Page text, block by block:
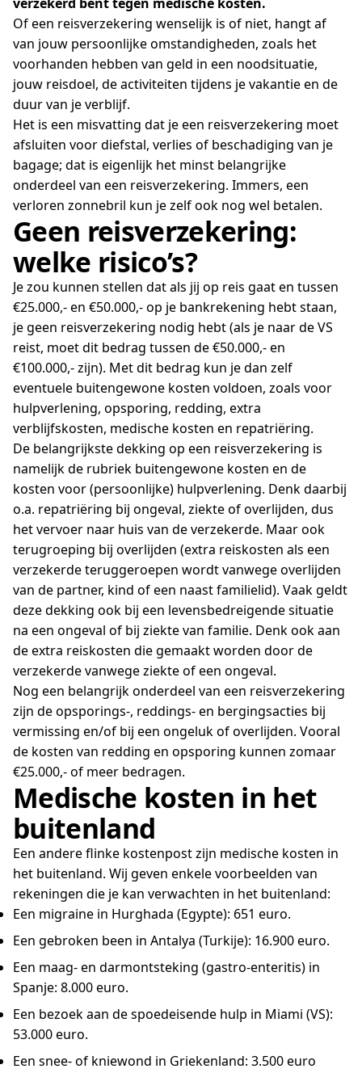
Of een reisverzekering wenselijk is of niet, hangt af
van jouw persoonlijke omstandigheden, zoals het
voorhanden hebben van geld in een noodsituatie,
jouw reisdoel, de activiteiten tijdens je vakantie en de
duur van je verblijf.
Het is een misvatting dat je een reisverzekering moet
afsluiten voor diefstal, verlies of beschadiging van je
bagage; dat is eigenlijk het minst belangrijke
onderdeel van een reisverzekering. Immers, een
verloren zonnebril kun je zelf ook nog wel betalen.
Geen reisverzekering:
welke risico’s?
Je zou kunnen stellen dat als jij op reis gaat en tussen
€25.000,- en €50.000,- op je bankrekening hebt staan,
je geen reisverzekering nodig hebt (als je naar de VS
reist, moet dit bedrag tussen de €50.000,- en
€100.000,- zijn). Met dit bedrag kun je dan zelf
eventuele buitengewone kosten voldoen, zoals voor
hulpverlening, opsporing, redding, extra
verblijfskosten, medische kosten en repatriëring.
De belangrijkste dekking op een reisverzekering is
namelijk de rubriek buitengewone kosten en de
kosten voor (persoonlijke) hulpverlening. Denk daarbij
o.a. repatriëring bij ongeval, ziekte of overlijden, dus
het vervoer naar huis van de verzekerde. Maar ook
terugroeping bij overlijden (extra reiskosten als een
verzekerde teruggeroepen wordt vanwege overlijden
van de partner, kind of een naast familielid). Vaak geldt
deze dekking ook bij een levensbedreigende situatie
na een ongeval of bij ziekte van familie. Denk ook aan
de extra reiskosten die gemaakt worden door de
verzekerde vanwege ziekte of een ongeval.
Nog een belangrijk onderdeel van een reisverzekering
zijn de opsporings-, reddings- en bergingsacties bij
vermissing en/of bij een ongeluk of overlijden. Vooral
de kosten van redding en opsporing kunnen zomaar
€25.000,- of meer bedragen.
Medische kosten in het
buitenland
Een andere flinke kostenpost zijn medische kosten in
het buitenland. Wij geven enkele voorbeelden van
rekeningen die je kan verwachten in het buitenland:
Een migraine in Hurghada (Egypte): 651 euro.
Een gebroken been in Antalya (Turkije): 16.900 euro.
Een maag- en darmontsteking (gastro-enteritis) in
Spanje: 8.000 euro.
Een bezoek aan de spoedeisende hulp in Miami (VS):
53.000 euro.
Een snee- of kniewond in Griekenland: 3.500 euro